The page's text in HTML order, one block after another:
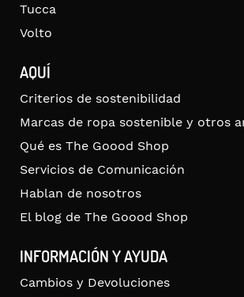
Tucca
Volto
AQUÍ
Criterios de sostenibilidad
Marcas de ropa sostenible y otros
Qué es The Goood Shop
Servicios de Comunicación
Hablan de nosotros
El blog de The Goood Shop
INFORMACIÓN Y AYUDA
Cambios y Devoluciones